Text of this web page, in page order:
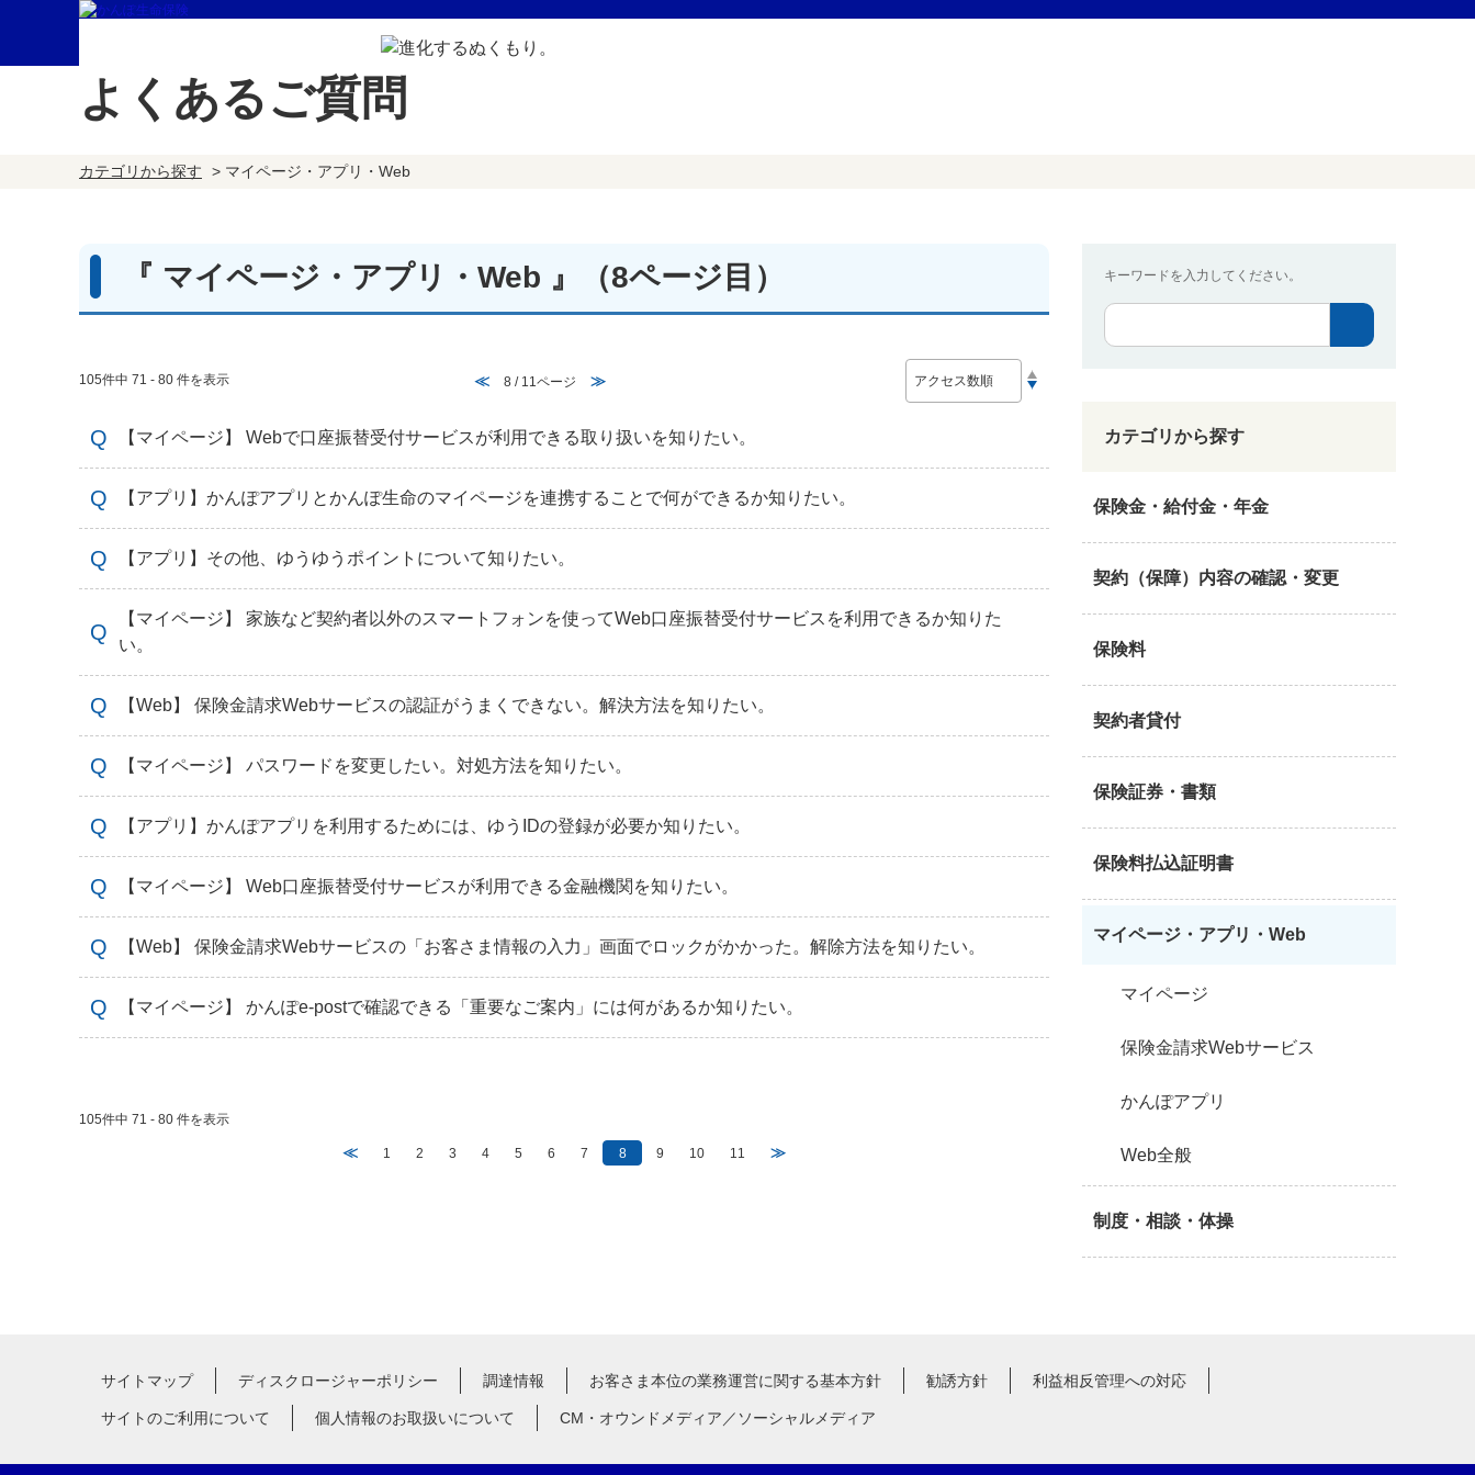
よくあるご質問
カテゴリから探す > マイページ・アプリ・Web
キーワードを入力してください。
カテゴリから探す
保険金・給付金・年金
契約（保障）内容の確認・変更
保険料
契約者貸付
保険証券・書類
保険料払込証明書
マイページ・アプリ・Web
マイページ
保険金請求Webサービス
かんぽアプリ
Web全般
制度・相談・体操
『 マイページ・アプリ・Web 』 （8ページ目）
105件中 71 - 80 件を表示 ≪ 8 / 11ページ ≫
【マイページ】 Webで口座振替受付サービスが利用できる取り扱いを知りたい。
【アプリ】かんぽアプリとかんぽ生命のマイページを連携することで何ができるか知りたい。
【アプリ】その他、ゆうゆうポイントについて知りたい。
【マイページ】 家族など契約者以外のスマートフォンを使ってWeb口座振替受付サービスを利用できるか知りた
い。
【Web】 保険金請求Webサービスの認証がうまくできない。解決方法を知りたい。
【マイページ】 パスワードを変更したい。対処方法を知りたい。
【アプリ】かんぽアプリを利用するためには、ゆうIDの登録が必要か知りたい。
【マイページ】 Web口座振替受付サービスが利用できる金融機関を知りたい。
【Web】 保険金請求Webサービスの「お客さま情報の入力」画面でロックがかかった。解除方法を知りたい。
【マイページ】 かんぽe-postで確認できる「重要なご案内」には何があるか知りたい。
105件中 71 - 80 件を表示
≪ 1 2 3 4 5 6 7 8 9 10 11 ≫
サイトマップ ディスクロージャーポリシー 調達情報 お客さま本位の業務運営に関する基本方針 勧誘方針 利益相反管理への対応
サイトのご利用について 個人情報のお取扱いについて CM・オウンドメディア／ソーシャルメディア